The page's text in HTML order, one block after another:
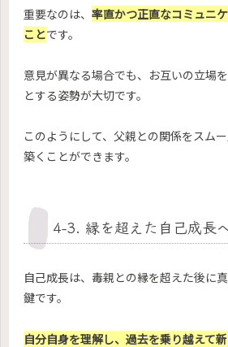
重要なのは、 率直かつ正直なコミュニ
ことです。
意見が異なる場合でも、お互いの立場
とする姿勢が大切です。
このようにして、父親との関係をスム
築くことができます。
4-3. 縁を超えた自己成長
自己成長は、毒親との縁を超えた後に
鍵です。
自分自身を理解し、過去を乗り越えて